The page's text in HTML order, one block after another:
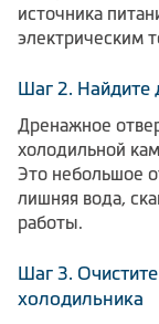
источника
электрическим
Шаг 2. Найдите
Дренажное
холодильной
Это небольшое
лишняя вода,
работы.
Шаг 3.
холодильника